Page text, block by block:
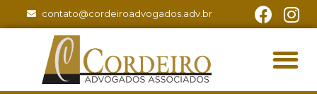
contato@cordeiroadvogados.adv.br